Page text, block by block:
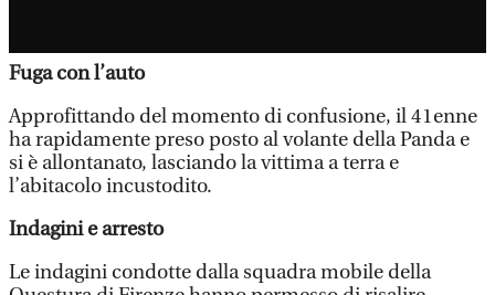
Fuga con l’auto
Approfittando del momento di confusione, il 41enne
ha rapidamente preso posto al volante della Panda e
si è allontanato, lasciando la vittima a terra e
l’abitacolo incustodito.
Indagini e arresto
Le indagini condotte dalla squadra mobile della